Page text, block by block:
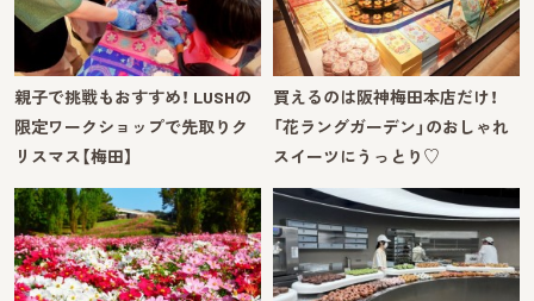
親子で挑戦もおすすめ！ LUSHの
限定ワークショップで先取りク
リスマス【梅田】
買えるのは阪神梅田本店だけ！
「花ラングガーデン」のおしゃれ
スイーツにうっとり♡